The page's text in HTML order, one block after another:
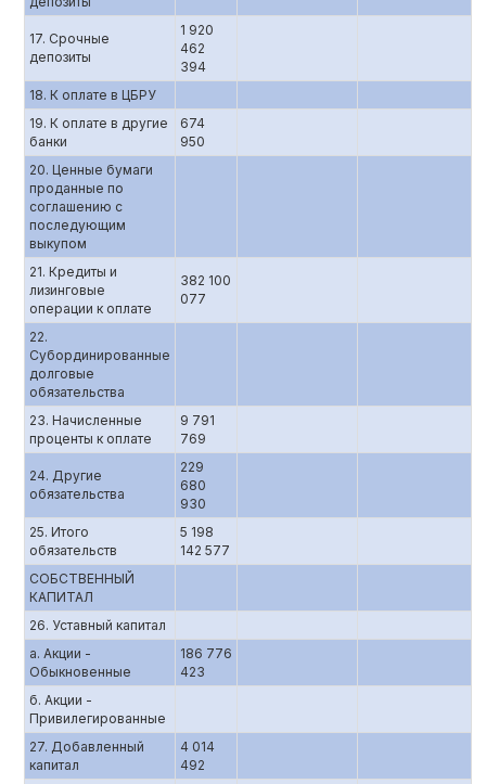
17. Срочные
депозиты
1 920
462
394
18. К оплате в ЦБРУ
19. К оплате в другие
банки
674
950
20. Ценные бумаги
проданные по
соглашению с
последующим
выкупом
21. Кредиты и
лизинговые
операции к оплате
382 100
077
22.
Субординированные
долговые
обязательства
23. Начисленные
проценты к оплате
9 791
769
24. Другие
обязательства
229
680
930
25. Итого
обязательств
5 198
142 577
СОБСТВЕННЫЙ
КАПИТАЛ
26. Уставный капитал
а. Акции -
Обыкновенные
186 776
423
б. Акции -
Привилегированные
27. Добавленный
капитал
4 014
492